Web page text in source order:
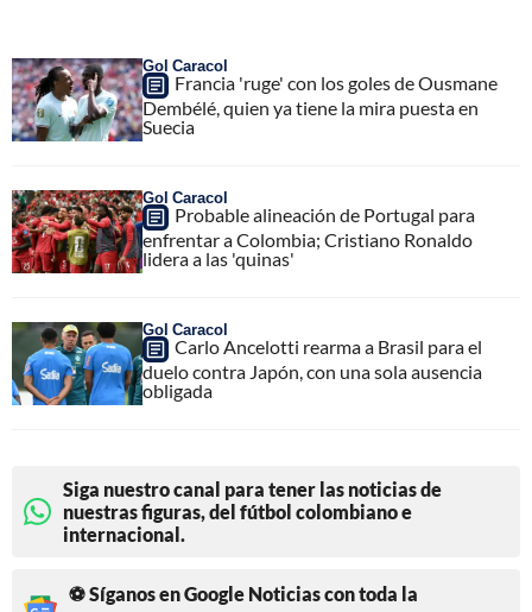
Gol Caracol
Francia 'ruge' con los goles de Ousmane
Dembélé, quien ya tiene la mira puesta en
Suecia
Gol Caracol
Probable alineación de Portugal para
enfrentar a Colombia; Cristiano Ronaldo
lidera a las 'quinas'
Gol Caracol
Carlo Ancelotti rearma a Brasil para el
duelo contra Japón, con una sola ausencia
obligada
Siga nuestro canal para tener las noticias de
nuestras figuras, del fútbol colombiano e
internacional.
⚽ Síganos en Google Noticias con toda la